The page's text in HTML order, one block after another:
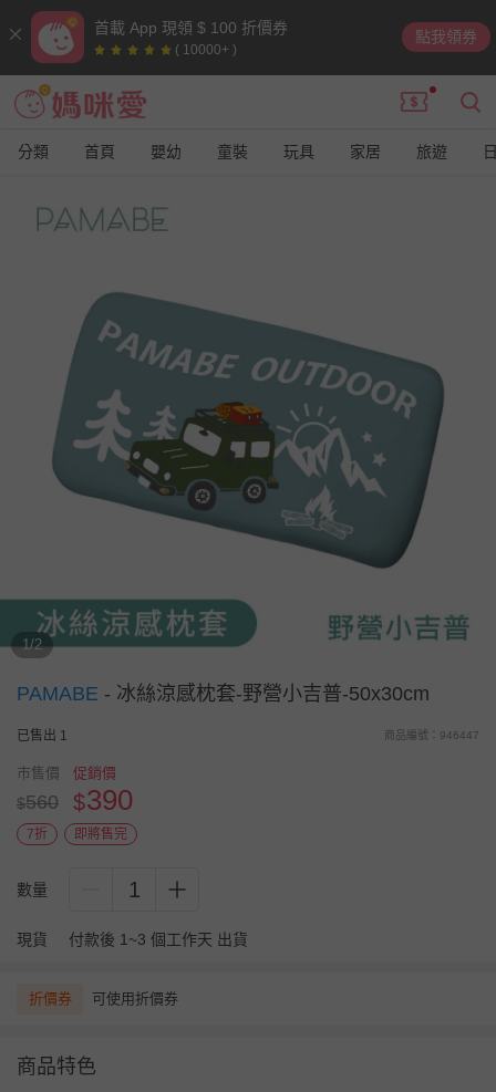
首載 App 現領 $ 100 折價券
( 10000+ )
點我領券
分類 首頁 嬰幼 童裝 玩具 家居 旅遊
1/2
PAMABE - 冰絲涼感枕套-野營小吉普-50x30cm
已售出 1 商品編號：946447
市售價
$560
促銷價
$390
7折 即將售完
數量 1
現貨 付款後 1~3 個工作天 出貨
折價券 可使用折價券
商品特色